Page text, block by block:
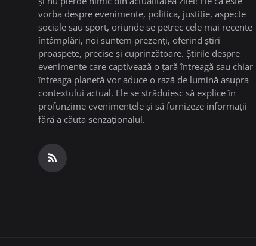
vorba despre evenimente, politica, justiție, aspecte
sociale sau sport, oriunde se petrec cele mai recente
întâmplări, noi suntem prezenți, oferind știri
proaspete, precise și cuprinzătoare. Știrile despre
evenimente care captivează o țară întreagă sau chiar
întreaga planetă vor aduce o rază de lumină asupra
contextului actual. Ele se străduiesc să explice în
profunzime evenimentele și să furnizeze informații
fără a căuta senzaționalul.